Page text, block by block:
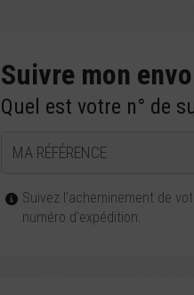
Suivre mon
Quel est votre n° de
MA RÉFÉRENCE
Suivez l’acheminement de
numéro d’expédition.